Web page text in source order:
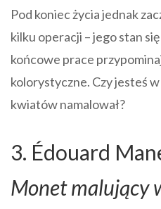
Pod koniec życia jednak
kilku operacji – jego stan
końcowe prace
kolorystyczne. Czy jesteś
kwiatów namalował?
3. Édouard
Monet malujący